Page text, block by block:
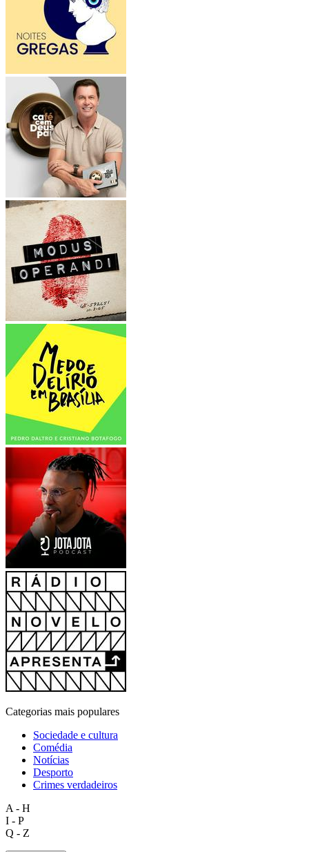
Categorias mais populares
Sociedade e cultura
Comédia
Notícias
Desporto
Crimes verdadeiros
A - H
I - P
Q - Z